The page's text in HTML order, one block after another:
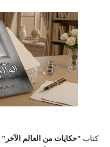
كتاب "حكايات من العالم الآخر"